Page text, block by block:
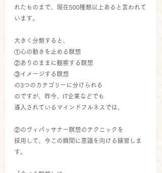
れたものまで、現在500種類以上あると言われて
います。
大きく分類すると、
①心の動きを止める瞑想
②ありのままに観察する瞑想
③イメージする瞑想
の3つのカテゴリーに分けられる
のですが、昨今、IT企業などでも
導入されているマインドフルネスでは、
②のヴィパッサナー瞑想のテクニックを
採用して、今この瞬間に意識を向ける練習しま
す。